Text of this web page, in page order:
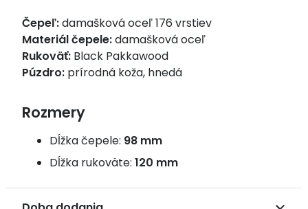
Čepeľ:damašková oceľ 176 vrstiev
Materiál čepele:damašková oceľ
Rukoväť: Black Pakkawood
Púzdro: prírodná koža, hnedá
Rozmery
Dĺžka čepele: 98 mm
Dĺžka rukoväte: 120 mm